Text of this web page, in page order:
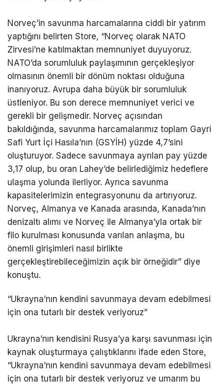
Norveç’in savunma harcamalarına ciddi bir yatırım
yaptığını belirten Store, “Norveç olarak NATO
Zirvesi’ne katılmaktan memnuniyet duyuyoruz.
NATO’da sorumluluk paylaşımının gerçekleşiyor
olmasının önemli bir dönüm noktası olduğuna
inanıyoruz. Avrupa daha büyük bir sorumluluk
üstleniyor. Bu son derece memnuniyet verici ve
gerekli bir gelişmedir. Norveç açısından
bakıldığında, savunma harcamalarımız toplam Gayri
Safi Yurt İçi Hasıla’nın (GSYİH) yüzde 4,7’sini
oluşturuyor. Sadece savunmaya ayrılan pay yüzde
3,17 olup, bu oran Lahey’de belirlediğimiz hedeflere
ulaşma yolunda ilerliyor. Ayrıca savunma
kapasitelerimizin entegrasyonunu da artırıyoruz.
Norveç, Almanya ve Kanada arasında, Kanada’nın
denizaltı alımı ve Norveç ile Almanya’yla ortak bir
filo kurulması konusunda varılan anlaşma, bu
önemli girişimleri nasıl birlikte
gerçekleştirebileceğimizin açık bir örneğidir” diye
konuştu.
“Ukrayna’nın kendini savunmaya devam edebilmesi
için ona tutarlı bir destek veriyoruz”
Ukrayna’nın kendisini Rusya’ya karşı savunması için
kaynak oluşturmaya çalıştıklarını ifade eden Store,
“Ukrayna’nın kendini savunmaya devam edebilmesi
için ona tutarlı bir destek veriyoruz ve umarım bu